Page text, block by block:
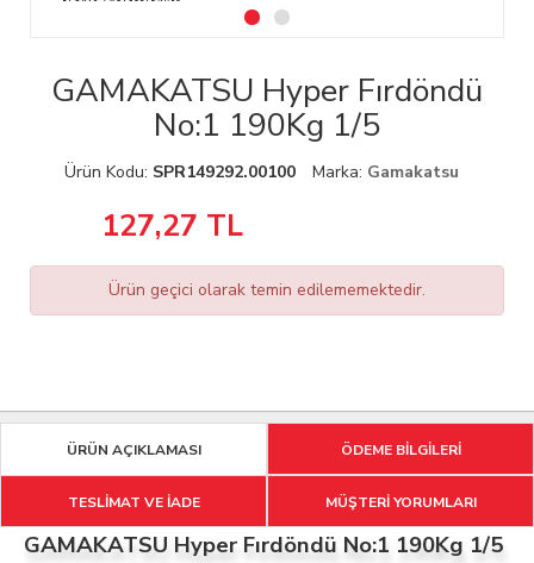
GAMAKATSU Hyper Fırdöndü
No:1 190Kg 1/5
Ürün Kodu: SPR149292.00100 Marka: Gamakatsu
127,27 TL
Ürün geçici olarak temin edilememektedir.
ÜRÜN AÇIKLAMASI ÖDEME BİLGİLERİ
TESLİMAT VE İADE MÜŞTERİ YORUMLARI
GAMAKATSU Hyper Fırdöndü No:1 190Kg 1/5